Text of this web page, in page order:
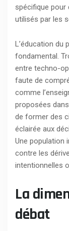
spécifique pour
utilisés par les
L’éducation du
fondamental.
entre techno-
faute de
comme
proposées
de former des
éclairée aux
Une population
contre les
intentionnelles
La
débat